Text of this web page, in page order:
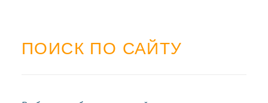
НОВОСТИ
ПОИСК ПО САЙТУ